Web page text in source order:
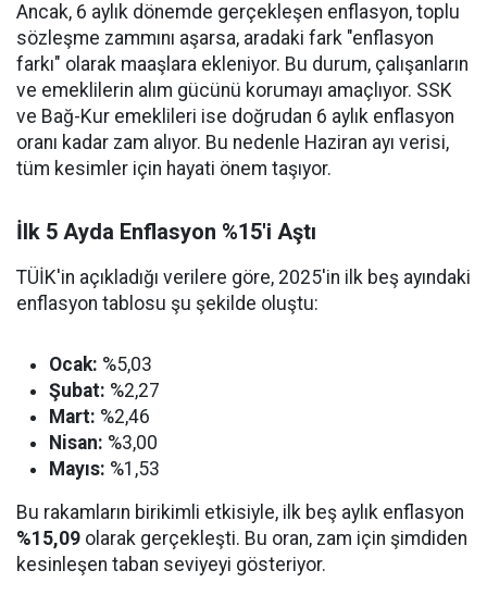
Ancak, 6 aylık dönemde gerçekleşen enflasyon, toplu
sözleşme zammını aşarsa, aradaki fark "enflasyon
farkı" olarak maaşlara ekleniyor. Bu durum, çalışanların
ve emeklilerin alım gücünü korumayı amaçlıyor. SSK
ve Bağ-Kur emeklileri ise doğrudan 6 aylık enflasyon
oranı kadar zam alıyor. Bu nedenle Haziran ayı verisi,
tüm kesimler için hayati önem taşıyor.
İlk 5 Ayda Enflasyon %15'i Aştı
TÜİK'in açıkladığı verilere göre, 2025'in ilk beş ayındaki
enflasyon tablosu şu şekilde oluştu:
Ocak: %5,03
Şubat: %2,27
Mart: %2,46
Nisan: %3,00
Mayıs: %1,53
Bu rakamların birikimli etkisiyle, ilk beş aylık enflasyon
%15,09 olarak gerçekleşti. Bu oran, zam için şimdiden
kesinleşen taban seviyeyi gösteriyor.